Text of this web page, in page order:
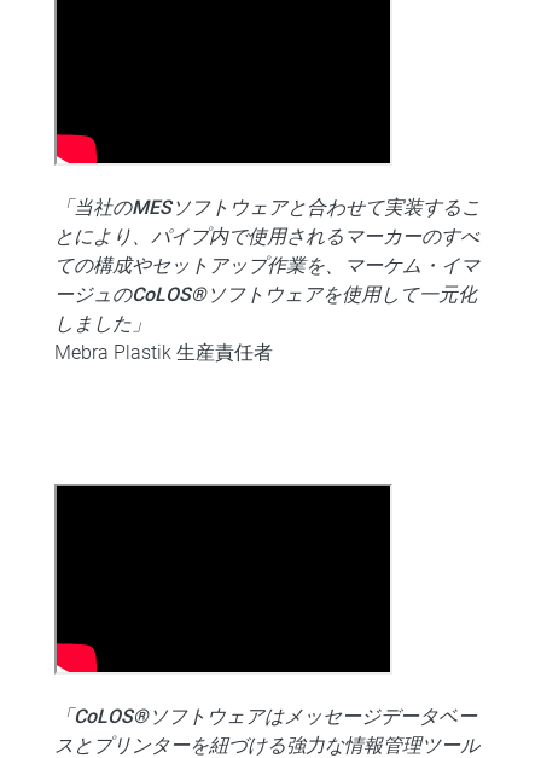
「当社のMESソフトウェアと合わせて実装するこ
とにより、パイプ内で使用されるマーカーのすべ
ての構成やセットアップ作業を、マーケム・イマ
ージュのCoLOS®ソフトウェアを使用して一元化
しました」
Mebra Plastik 生産責任者
「CoLOS®ソフトウェアはメッセージデータベー
スとプリンターを紐づける強力な情報管理ツール